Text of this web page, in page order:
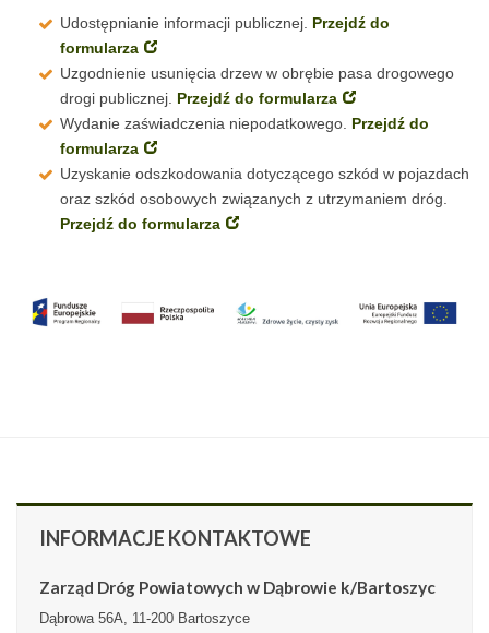
Udostępnianie informacji publicznej. Przejdź do
formularza
Uzgodnienie usunięcia drzew w obrębie pasa drogowego
drogi publicznej. Przejdź do formularza
Wydanie zaświadczenia niepodatkowego. Przejdź do
formularza
Uzyskanie odszkodowania dotyczącego szkód w pojazdach
oraz szkód osobowych związanych z utrzymaniem dróg.
Przejdź do formularza
INFORMACJE KONTAKTOWE
Zarząd Dróg Powiatowych w Dąbrowie k/Bartoszyc
Dąbrowa 56A, 11-200 Bartoszyce